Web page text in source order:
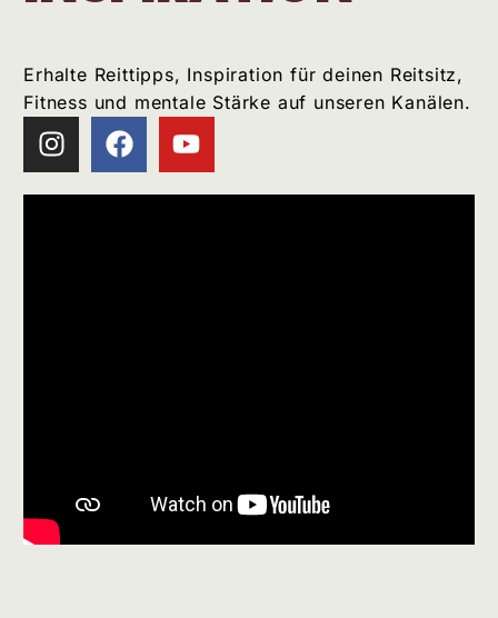
Erhalte Reittipps, Inspiration für deinen Reitsitz,
Fitness und mentale Stärke auf unseren Kanälen.